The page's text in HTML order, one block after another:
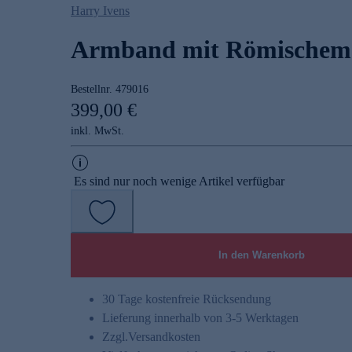
Harry Ivens
Armband mit
Bestellnr. 479016
399,00 €
inkl. MwSt.
Es sind nur noch wenige Artikel verfügbar
In den Warenkorb
30 Tage kostenfreie Rücksendung
Lieferung innerhalb von 3-5 Werktagen
Zzgl.Versandkosten